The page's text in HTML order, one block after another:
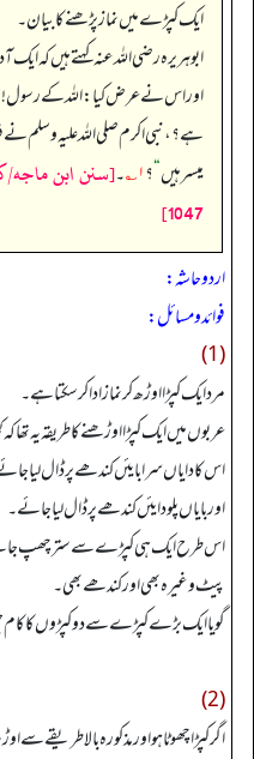
ایک کپڑے میں نماز پڑھنے کا بیان۔
ابوہریرہ رضی اللہ عنہ کہتے ہیں کہ
اور اس نے عرض کیا: اللہ کے رسول!
ہے؟، نبی اکرم صلی اللہ علیہ وسلم نے
میسر ہیں“؟۱؎ ۔[سنن ابن ماجه/
1047]
اردو حاشہ:
فوائد و مسائل:
(1)
مرد ایک کپڑا اوڑھ کر نماز ادا کرسکتاہے۔
عربوں میں ایک کپڑا اوڑھنے کا طریقہ یہ تھا
اس کا دایاں سرا بایئں کندھے پر ڈال لیا
اور بایاں پلو دایئں کندھے پر ڈال لیا جائے۔
اس طرح ایک ہی کپڑے سے ستر چھپ
پیٹ وغیرہ بھی اور کندھے بھی۔
گویا ایک بڑے کپڑے سے دو کپڑوں کا
(2)
اگر کپڑا چھوٹا ہو اور مذکورہ بالاطریقے سے